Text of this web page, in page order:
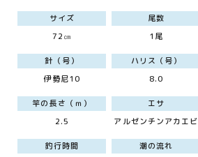
サイズ
72㎝
尾数
1尾
針（号）
伊勢尼10
ハリス（号）
8.0
竿の長さ（ｍ）
2.5
エサ
アルゼンチンアカエビ
釣行時間
潮の流れ